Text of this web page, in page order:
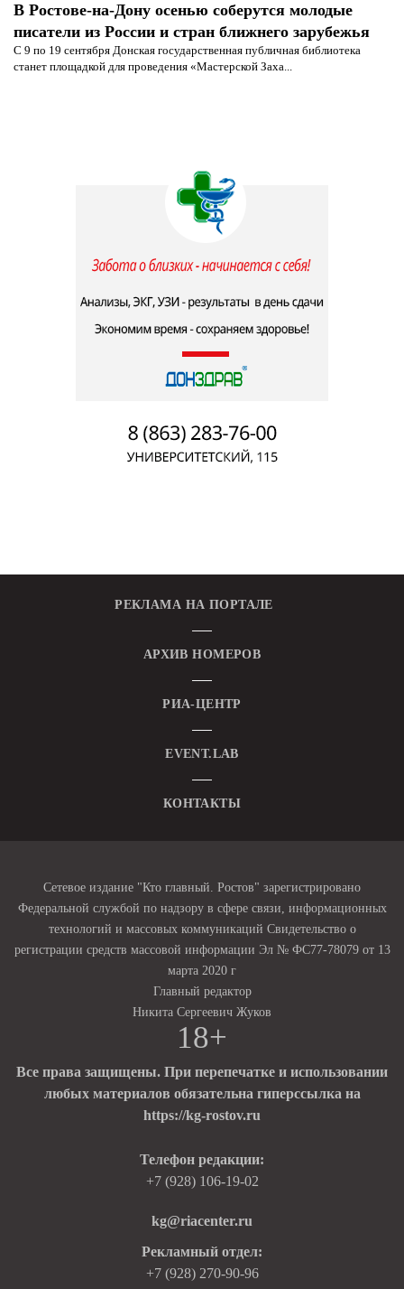
В Ростове-на-Дону осенью соберутся молодые
писатели из России и стран ближнего зарубежья
С 9 по 19 сентября Донская государственная публичная библиотека
станет площадкой для проведения «Мастерской Заха...
РЕКЛАМА НА ПОРТАЛЕ
АРХИВ НОМЕРОВ
РИА-ЦЕНТР
EVENT.LAB
КОНТАКТЫ
Сетевое издание "Кто главный. Ростов" зарегистрировано
Федеральной службой по надзору в сфере связи, информационных
технологий и массовых коммуникаций Свидетельство о
регистрации средств массовой информации Эл № ФС77-78079 от 13
марта 2020 г
Главный редактор
Никита Сергеевич Жуков
18+
Все права защищены. При перепечатке и использовании
любых материалов обязательна гиперссылка на
https://kg-rostov.ru
Телефон редакции:
+7 (928) 106-19-02
kg@riacenter.ru
Рекламный отдел:
+7 (928) 270-90-96